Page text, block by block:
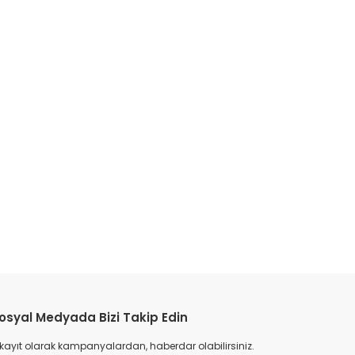
Medyada Bizi Takip Edin
olarak kampanyalardan, haberdar olabilirsiniz.